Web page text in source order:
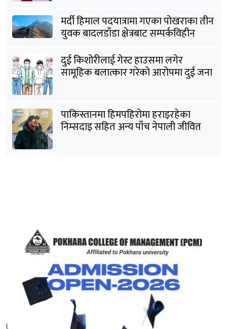
मर्दी हिमाल पदयात्रामा गएका पोखराका तीन
युवक बादलडाँडा क्षेत्रबाट सम्पर्कविहीन
दुई किशोरीलाई गेस्ट हाउसमा लगेर
सामूहिक बलात्कार गरेको आरोपमा दुई जना
पाकिस्तानमा हिमपहिरोमा हराइरहेका
निम्सदाइ सहित अन्य पाँच नेपाली जीवित